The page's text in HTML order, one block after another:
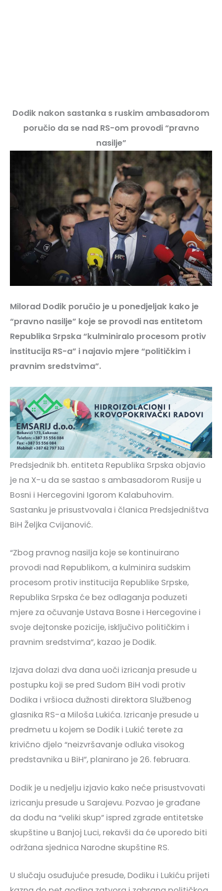
Dodik nakon sastanka s ruskim ambasadorom
poručio da se nad RS-om provodi “pravno
nasilje”
Milorad Dodik poručio je u ponedjeljak kako je
“pravno nasilje” koje se provodi nas entitetom
Republika Srpska “kulminiralo procesom protiv
institucija RS-a” i najavio mjere “političkim i
pravnim sredstvima”.
Predsjednik bh. entiteta Republika Srpska objavio
je na X-u da se sastao s ambasadorom Rusije u
Bosni i Hercegovini Igorom Kalabuhovim.
Sastanku je prisustvovala i članica Predsjedništva
BiH Željka Cvijanović.
“Zbog pravnog nasilja koje se kontinuirano
provodi nad Republikom, a kulminira sudskim
procesom protiv institucija Republike Srpske,
Republika Srpska će bez odlaganja poduzeti
mjere za očuvanje Ustava Bosne i Hercegovine i
svoje dejtonske pozicije, isključivo političkim i
pravnim sredstvima”, kazao je Dodik.
Izjava dolazi dva dana uoči izricanja presude u
postupku koji se pred Sudom BiH vodi protiv
Dodika i vršioca dužnosti direktora Službenog
glasnika RS-a Miloša Lukića. Izricanje presude u
predmetu u kojem se Dodik i Lukić terete za
krivično djelo “neizvršavanje odluka visokog
predstavnika u BiH”, planirano je 26. februara.
Dodik je u nedjelju izjavio kako neće prisustvovati
izricanju presude u Sarajevu. Pozvao je građane
da dođu na “veliki skup” ispred zgrade entitetske
skupštine u Banjoj Luci, rekavši da će uporedo biti
održana sjednica Narodne skupštine RS.
U slučaju osuđujuće presude, Dodiku i Lukiću prijeti